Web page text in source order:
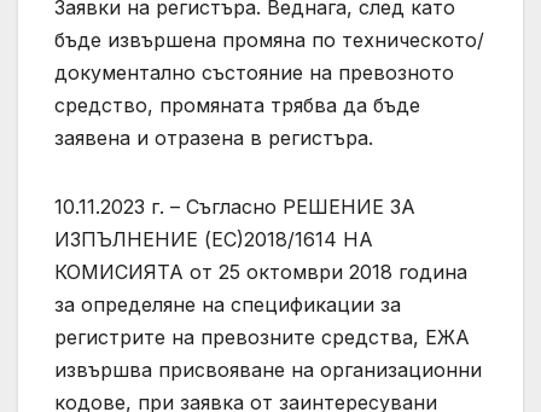
Заявки на регистъра. Веднага, след като
бъде извършена промяна по техническото/
документално състояние на превозното
средство, промяната трябва да бъде
заявена и отразена в регистъра.
10.11.2023 г. – Съгласно РЕШЕНИЕ ЗА
ИЗПЪЛНЕНИЕ (ЕС)2018/1614 НА
КОМИСИЯТА от 25 октомври 2018 година
за определяне на спецификации за
регистрите на превозните средства, ЕЖА
извършва присвояване на организационни
кодове, при заявка от заинтересувани